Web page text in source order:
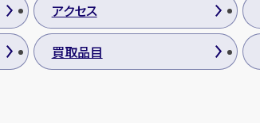
アクセス
買取品目